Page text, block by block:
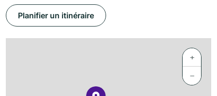
Planifier un itinéraire
+
−